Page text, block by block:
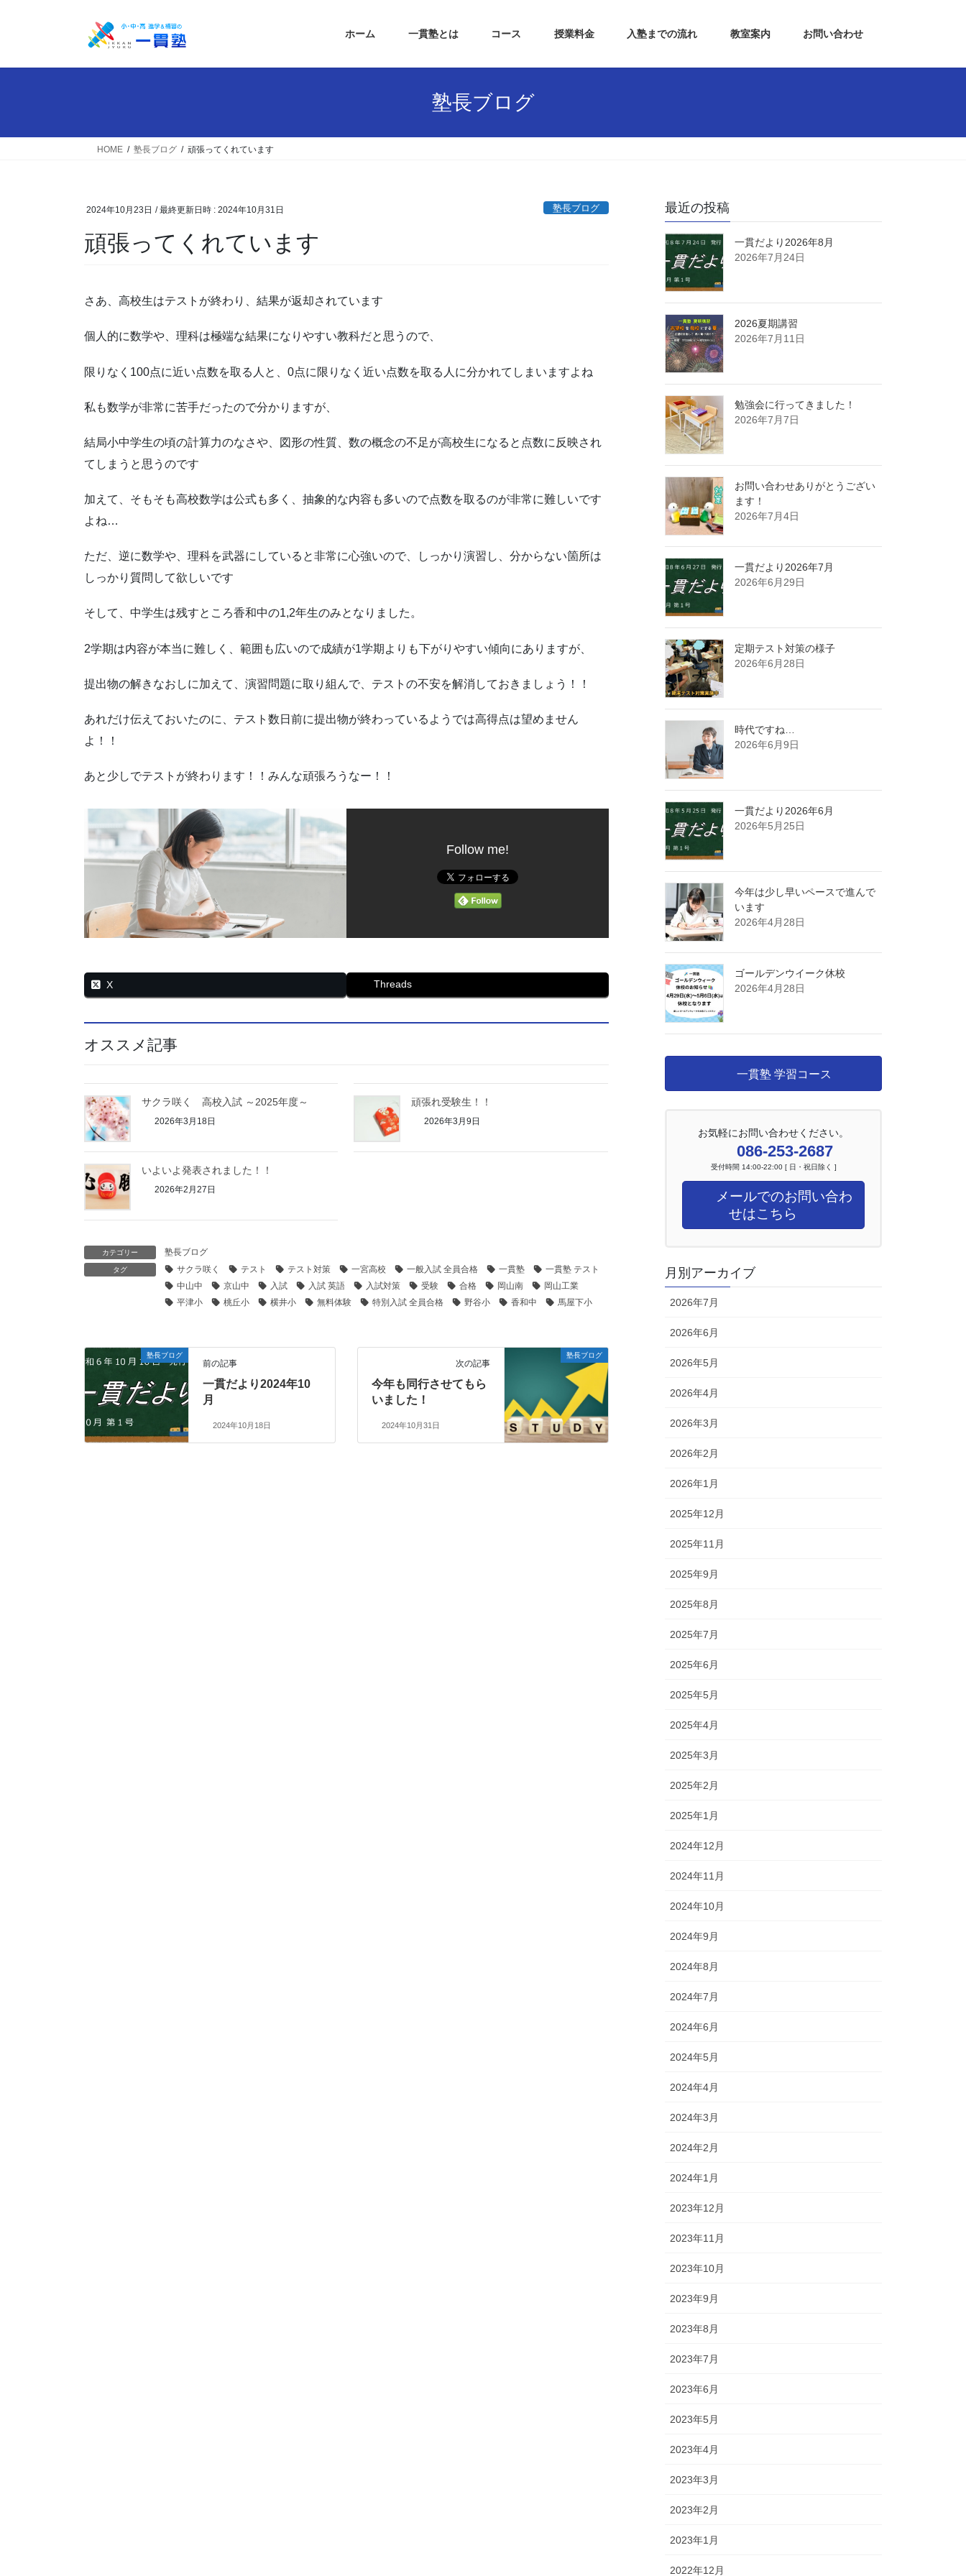
ホーム 一貫塾とは コース 授業料金 入塾までの流れ 教室案内 お問い合わせ
塾長ブログ
HOME 塾長ブログ 頑張ってくれています
2024年10月23日 / 最終更新日時 : 2024年10月31日 塾長ブログ
頑張ってくれています
さあ、高校生はテストが終わり、結果が返却されています
個人的に数学や、理科は極端な結果になりやすい教科だと思うので、
限りなく100点に近い点数を取る人と、0点に限りなく近い点数を取る人に分かれてしまいますよね
私も数学が非常に苦手だったので分かりますが、
結局小中学生の頃の計算力のなさや、図形の性質、数の概念の不足が高校生になると点数に反映され
てしまうと思うのです
加えて、そもそも高校数学は公式も多く、抽象的な内容も多いので点数を取るのが非常に難しいです
よね…
ただ、逆に数学や、理科を武器にしていると非常に心強いので、しっかり演習し、分からない箇所は
しっかり質問して欲しいです
そして、中学生は残すところ香和中の1,2年生のみとなりました。
2学期は内容が本当に難しく、範囲も広いので成績が1学期よりも下がりやすい傾向にありますが、
提出物の解きなおしに加えて、演習問題に取り組んで、テストの不安を解消しておきましょう！！
あれだけ伝えておいたのに、テスト数日前に提出物が終わっているようでは高得点は望めません
よ！！
あと少しでテストが終わります！！みんな頑張ろうなー！！
Follow me!
X Threads
オススメ記事
サクラ咲く 高校入試 ～2025年度～
2026年3月18日
頑張れ受験生！！
2026年3月9日
いよいよ発表されました！！
2026年2月27日
カテゴリー 塾長ブログ
タグ サクラ咲く テスト テスト対策 一宮高校 一般入試 全員合格 一貫塾
一貫塾 テスト
中山中
京山中 入試 入試 英語 入試対策 受験 合格 岡山南
岡山工業
平津小
桃丘小 横井小 無料体験 特別入試 全員合格 野谷小 香和中 馬屋下小
塾長ブログ
前の記事
一貫だより2024年10
月
2024年10月18日
塾長ブログ
次の記事
今年も同行させてもら
いました！
2024年10月31日
最近の投稿
一貫だより2026年8月
2026年7月24日
2026夏期講習
2026年7月11日
勉強会に行ってきました！
2026年7月7日
お問い合わせありがとうござい
ます！
2026年7月4日
一貫だより2026年7月
2026年6月29日
定期テスト対策の様子
2026年6月28日
時代ですね…
2026年6月9日
一貫だより2026年6月
2026年5月25日
今年は少し早いペースで進んで
います
2026年4月28日
ゴールデンウイーク休校
2026年4月28日
一貫塾 学習コース
お気軽にお問い合わせください。
086-253-2687
受付時間 14:00-22:00 [ 日・祝日除く ]
メールでのお問い合わ
せはこちら
月別アーカイブ
2026年7月
2026年6月
2026年5月
2026年4月
2026年3月
2026年2月
2026年1月
2025年12月
2025年11月
2025年9月
2025年8月
2025年7月
2025年6月
2025年5月
2025年4月
2025年3月
2025年2月
2025年1月
2024年12月
2024年11月
2024年10月
2024年9月
2024年8月
2024年7月
2024年6月
2024年5月
2024年4月
2024年3月
2024年2月
2024年1月
2023年12月
2023年11月
2023年10月
2023年9月
2023年8月
2023年7月
2023年6月
2023年5月
2023年4月
2023年3月
2023年2月
2023年1月
2022年12月